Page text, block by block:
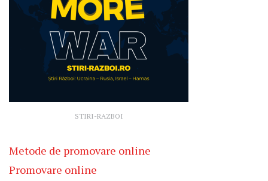
STIRI-RAZBOI
Metode de promovare online
Promovare online